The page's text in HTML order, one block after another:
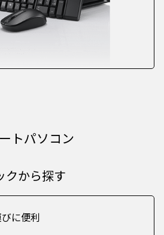
トパソコン
クから探す
に便利